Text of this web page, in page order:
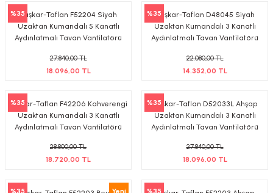
%35Kaşkar-Taflan F52204 Siyah
Uzaktan Kumandalı 5 Kanatlı
Aydınlatmalı Tavan Vantilatörü
27.840,00 TL
18.096,00 TL
%35Kaşkar-Taflan D48045 Siyah
Uzaktan Kumandalı 3 Kanatlı
Aydınlatmalı Tavan Vantilatörü
22.080,00 TL
14.352,00 TL
%35
Kaşkar-Taflan F42206 Kahverengi
Uzaktan Kumandalı 3 Kanatlı
Aydınlatmalı Tavan Vantilatörü
28.800,00 TL
18.720,00 TL
%35
Kaşkar-Taflan D52033L Ahşap
Uzaktan Kumandalı 3 Kanatlı
Aydınlatmalı Tavan Vantilatörü
27.840,00 TL
18.096,00 TL